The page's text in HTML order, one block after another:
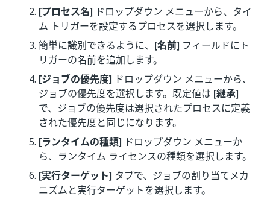
[プロセス名] ドロップダウン メニューから、タイ
ム トリガーを設定するプロセスを選択します。
簡単に識別できるように、 [名前] フィールドにト
リガーの名前を追加します。
[ジョブの優先度] ドロップダウン メニューから、
ジョブの優先度を選択します。既定値は [継承]
で、ジョブの優先度は選択されたプロセスに定義
された優先度と同じになります。
[ランタイムの種類] ドロップダウン メニューか
ら、ランタイム ライセンスの種類を選択します。
[実行ターゲット] タブで、ジョブの割り当てメカ
ニズムと実行ターゲットを選択します。